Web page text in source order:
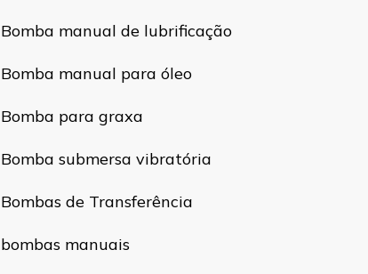
Bomba manual de lubrificação
Bomba manual para óleo
Bomba para graxa
Bomba submersa vibratória
Bombas de Transferência
bombas manuais